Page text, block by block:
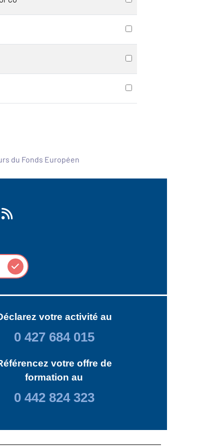
du Fonds Européen
votre activité au
0 427 684 015
votre offre de
formation au
0 442 824 323